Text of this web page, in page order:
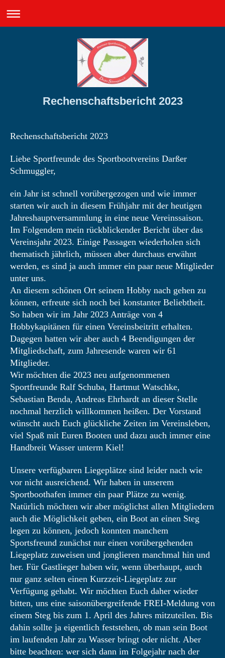
Rechenschaftsbericht 2023
Rechenschaftsbericht 2023
Liebe Sportfreunde des Sportbootvereins Darßer
Schmuggler,
ein Jahr ist schnell vorübergezogen und wie immer
starten wir auch in diesem Frühjahr mit der heutigen
Jahreshauptversammlung in eine neue Vereinssaison.
Im Folgendem mein rückblickender Bericht über das
Vereinsjahr 2023. Einige Passagen wiederholen sich
thematisch jährlich, müssen aber durchaus erwähnt
werden, es sind ja auch immer ein paar neue Mitglieder
unter uns.
An diesem schönen Ort seinem Hobby nach gehen zu
können, erfreute sich noch bei konstanter Beliebtheit.
So haben wir im Jahr 2023 Anträge von 4
Hobbykapitänen für einen Vereinsbeitritt erhalten.
Dagegen hatten wir aber auch 4 Beendigungen der
Mitgliedschaft, zum Jahresende waren wir 61
Mitglieder.
Wir möchten die 2023 neu aufgenommenen
Sportfreunde Ralf Schuba, Hartmut Watschke,
Sebastian Benda, Andreas Ehrhardt an dieser Stelle
nochmal herzlich willkommen heißen. Der Vorstand
wünscht auch Euch glückliche Zeiten im Vereinsleben,
viel Spaß mit Euren Booten und dazu auch immer eine
Handbreit Wasser unterm Kiel!
Unsere verfügbaren Liegeplätze sind leider nach wie
vor nicht ausreichend. Wir haben in unserem
Sportboothafen immer ein paar Plätze zu wenig.
Natürlich möchten wir aber möglichst allen Mitgliedern
auch die Möglichkeit geben, ein Boot an einen Steg
legen zu können, jedoch konnten manchem
Sportsfreund zunächst nur einen vorübergehenden
Liegeplatz zuweisen und jonglieren manchmal hin und
her. Für Gastlieger haben wir, wenn überhaupt, auch
nur ganz selten einen Kurzzeit-Liegeplatz zur
Verfügung gehabt. Wir möchten Euch daher wieder
bitten, uns eine saisonübergreifende FREI-Meldung von
einem Steg bis zum 1. April des Jahres mitzuteilen. Bis
dahin sollte ja eigentlich feststehen, ob man sein Boot
im laufenden Jahr zu Wasser bringt oder nicht. Aber
bitte beachten: wer sich dann im Folgejahr nach der